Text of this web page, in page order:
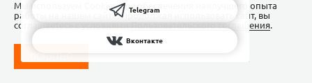
Telegram
Вконтакте
Мы используем Сookies для обеспечения наилучшего опыта
работы на нашем сайте. Продолжая использовать сайт, вы
соглашаетесь с условиямиПользовательского соглашения.
ПОНЯТНО